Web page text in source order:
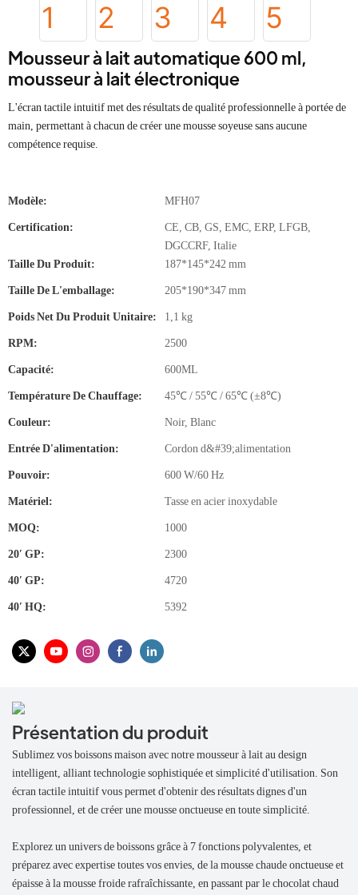
Mousseur à lait automatique 600 ml,
mousseur à lait électronique
L'écran tactile intuitif met des résultats de qualité professionnelle à portée de
main, permettant à chacun de créer une mousse soyeuse sans aucune
compétence requise.
Modèle: MFH07
Certification:
CE, CB, GS, EMC, ERP, LFGB,
DGCCRF, Italie
Taille Du Produit:
187*145*242 mm
Taille De L'emballage: 205*190*347 mm
Poids Net Du Produit Unitaire: 1,1 kg
RPM: 2500
Capacité: 600ML
Température De Chauffage: 45℃ / 55℃ / 65℃ (±8℃)
Couleur: Noir, Blanc
Entrée D'alimentation: Cordon d&#39;alimentation
Pouvoir: 600 W/60 Hz
Matériel: Tasse en acier inoxydable
MOQ: 1000
20′ GP: 2300
40′ GP: 4720
40′ HQ: 5392
Présentation du produit
Sublimez vos boissons maison avec notre mousseur à lait au design
intelligent, alliant technologie sophistiquée et simplicité d'utilisation. Son
écran tactile intuitif vous permet d'obtenir des résultats dignes d'un
professionnel, et de créer une mousse onctueuse en toute simplicité.
Explorez un univers de boissons grâce à 7 fonctions polyvalentes, et
préparez avec expertise toutes vos envies, de la mousse chaude onctueuse et
épaisse à la mousse froide rafraîchissante, en passant par le chocolat chaud